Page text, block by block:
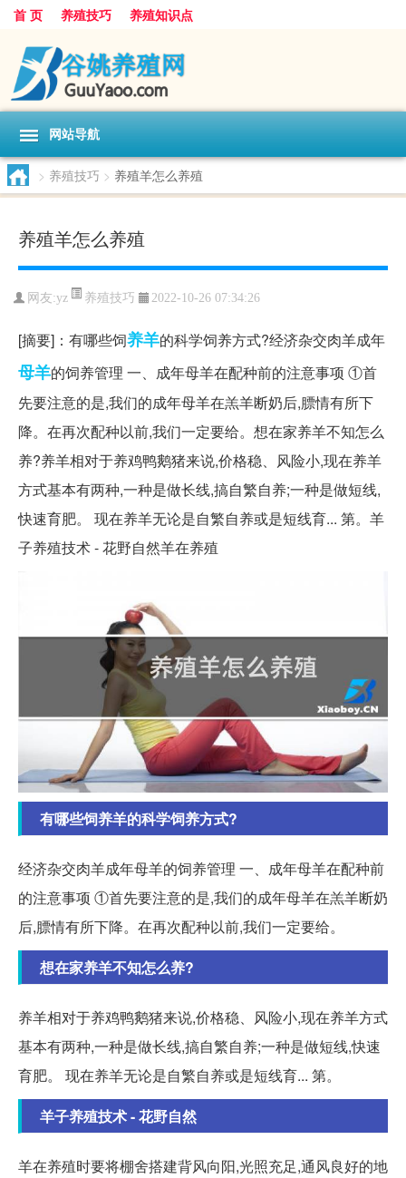
首 页 养殖技巧 养殖知识点
网站导航
> 养殖技巧 > 养殖羊怎么养殖
养殖羊怎么养殖
网友:yz 养殖技巧 2022-10-26 07:34:26
[摘要]：有哪些饲养羊的科学饲养方式?经济杂交肉羊成年
母羊的饲养管理 一、成年母羊在配种前的注意事项 ①首
先要注意的是,我们的成年母羊在羔羊断奶后,膘情有所下
降。在再次配种以前,我们一定要给。想在家养羊不知怎么
养?养羊相对于养鸡鸭鹅猪来说,价格稳、风险小,现在养羊
方式基本有两种,一种是做长线,搞自繁自养;一种是做短线,
快速育肥。 现在养羊无论是自繁自养或是短线育... 第。羊
子养殖技术 - 花野自然羊在养殖
有哪些饲养羊的科学饲养方式?
经济杂交肉羊成年母羊的饲养管理 一、成年母羊在配种前
的注意事项 ①首先要注意的是,我们的成年母羊在羔羊断奶
后,膘情有所下降。在再次配种以前,我们一定要给。
想在家养羊不知怎么养?
养羊相对于养鸡鸭鹅猪来说,价格稳、风险小,现在养羊方式
基本有两种,一种是做长线,搞自繁自养;一种是做短线,快速
育肥。 现在养羊无论是自繁自养或是短线育... 第。
羊子养殖技术 - 花野自然
羊在养殖时要将棚舍搭建背风向阳,光照充足,通风良好的地